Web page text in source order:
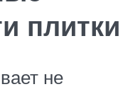
плитки
не